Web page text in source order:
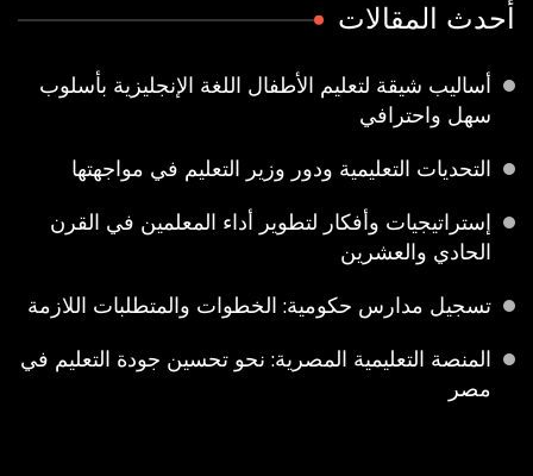
أحدث المقالات
أساليب شيقة لتعليم الأطفال اللغة الإنجليزية بأسلوب
سهل واحترافي
التحديات التعليمية ودور وزير التعليم في مواجهتها
إستراتيجيات وأفكار لتطوير أداء المعلمين في القرن
الحادي والعشرين
تسجيل مدارس حكومية: الخطوات والمتطلبات اللازمة
المنصة التعليمية المصرية: نحو تحسين جودة التعليم في
مصر